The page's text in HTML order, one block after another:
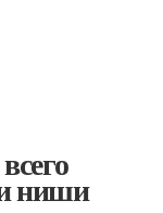
ниши